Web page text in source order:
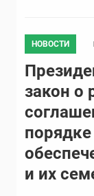
НОВОСТИ
закон о
и их